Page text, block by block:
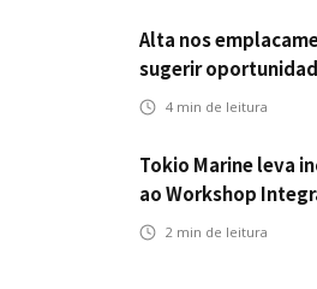
Alta nos
sugerir
automotivo
4 min de leitura
Tokio Marine leva
ao Workshop
2 min de leitura